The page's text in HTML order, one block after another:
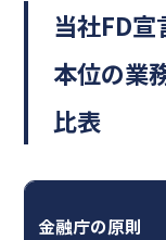
当社FD
本位の業
比表
金融庁の原則